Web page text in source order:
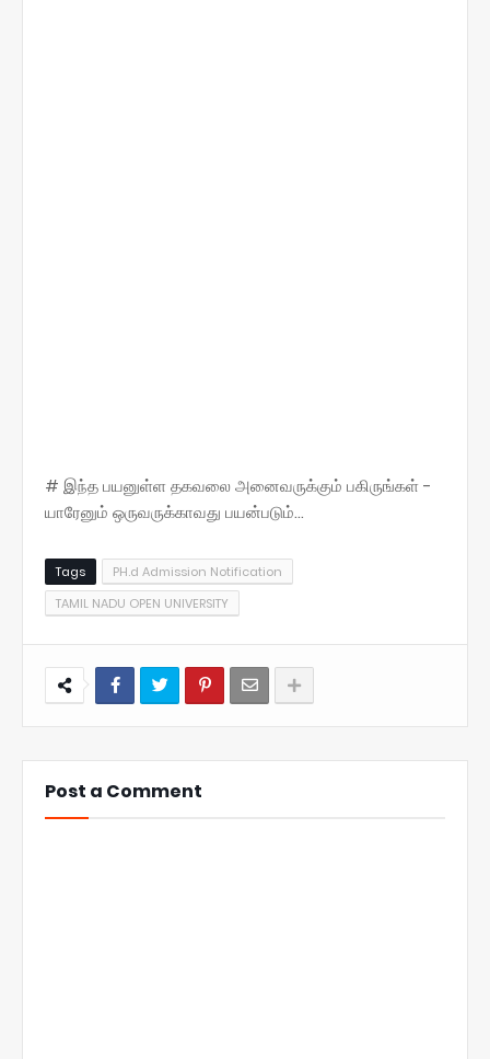
# இந்த பயனுள்ள தகவலை அனைவருக்கும் பகிருங்கள் -
யாரேனும் ஒருவருக்காவது பயன்படும்...
Tags
PH.d Admission Notification
TAMIL NADU OPEN UNIVERSITY
Post a Comment